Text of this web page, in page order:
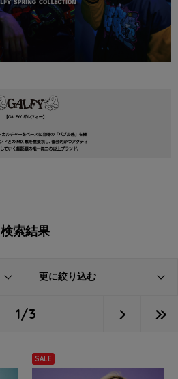
検索結果
更に絞り込む
1/3
SALE